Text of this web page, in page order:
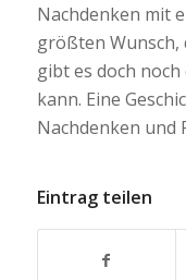
Nachdenken mit
größten
gibt es doch
kann. Eine
Nachdenken und
Eintrag teilen